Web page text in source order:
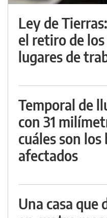
Ley de
el retiro de
lugares de
Temporal de
con 31
cuáles son
afectados
Una casa que